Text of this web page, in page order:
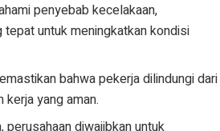
penyebab kecelakaan,
untuk meningkatkan kondisi
bahwa pekerja dilindungi dari
yang aman.
perusahaan diwajibkan untuk